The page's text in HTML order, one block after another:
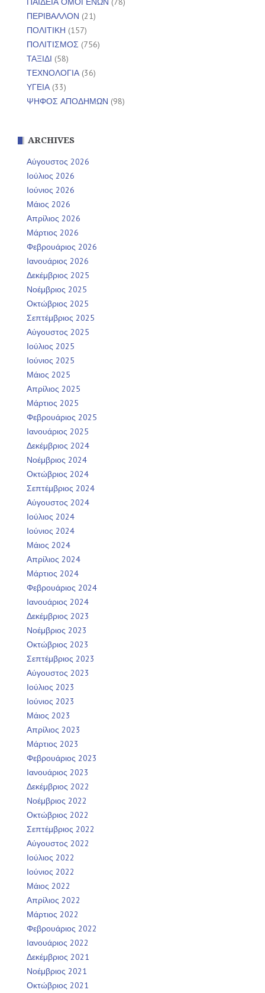
ΠΕΡΙΒΑΛΛΟΝ (21)
ΠΟΛΙΤΙΚΗ (157)
ΠΟΛΙΤΙΣΜΟΣ (756)
ΤΑΞΙΔΙ (58)
ΤΕΧΝΟΛΟΓΙΑ(36)
ΥΓΕΙΑ(33)
ΨΗΦΟΣ ΑΠΟΔΗΜΩΝ (98)
ARCHIVES
Αύγουστος 2026
Ιούλιος 2026
Ιούνιος 2026
Μάιος 2026
Απρίλιος 2026
Μάρτιος 2026
Φεβρουάριος 2026
Ιανουάριος 2026
Δεκέμβριος 2025
Νοέμβριος 2025
Οκτώβριος 2025
Σεπτέμβριος 2025
Αύγουστος 2025
Ιούλιος 2025
Ιούνιος 2025
Μάιος 2025
Απρίλιος 2025
Μάρτιος 2025
Φεβρουάριος 2025
Ιανουάριος 2025
Δεκέμβριος 2024
Νοέμβριος 2024
Οκτώβριος 2024
Σεπτέμβριος 2024
Αύγουστος 2024
Ιούλιος 2024
Ιούνιος 2024
Μάιος 2024
Απρίλιος 2024
Μάρτιος 2024
Φεβρουάριος 2024
Ιανουάριος 2024
Δεκέμβριος 2023
Νοέμβριος 2023
Οκτώβριος 2023
Σεπτέμβριος 2023
Αύγουστος 2023
Ιούλιος 2023
Ιούνιος 2023
Μάιος 2023
Απρίλιος 2023
Μάρτιος 2023
Φεβρουάριος 2023
Ιανουάριος 2023
Δεκέμβριος 2022
Νοέμβριος 2022
Οκτώβριος 2022
Σεπτέμβριος 2022
Αύγουστος 2022
Ιούλιος 2022
Ιούνιος 2022
Μάιος 2022
Απρίλιος 2022
Μάρτιος 2022
Φεβρουάριος 2022
Ιανουάριος 2022
Δεκέμβριος 2021
Νοέμβριος 2021
Οκτώβριος 2021